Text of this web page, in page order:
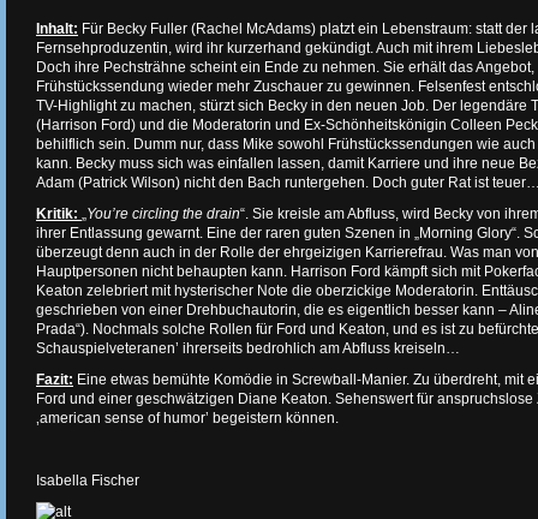
Inhalt: Für Becky Fuller (Rachel McAdams) platzt ein Lebenstraum: statt der
Fernsehproduzentin, wird ihr kurzerhand gekündigt. Auch mit ihrem
Doch ihre Pechsträhne scheint ein Ende zu nehmen. Sie erhält das
Frühstückssendung wieder mehr Zuschauer zu gewinnen. Felsenfest
TV-Highlight zu machen, stürzt sich Becky in den neuen Job. Der legendäre
(Harrison Ford) und die Moderatorin und Ex-Schönheitskönigin Colleen
behilflich sein. Dumm nur, dass Mike sowohl Frühstückssendungen wie
kann. Becky muss sich was einfallen lassen, damit Karriere und ihre neue
Adam (Patrick Wilson) nicht den Bach runtergehen. Doch guter Rat ist
Kritik: „You’re circling the drain“. Sie kreisle am Abfluss, wird Becky von
ihrer Entlassung gewarnt. Eine der raren guten Szenen in „Morning Glory“.
überzeugt denn auch in der Rolle der ehrgeizigen Karrierefrau. Was man
Hauptpersonen nicht behaupten kann. Harrison Ford kämpft sich mit
Keaton zelebriert mit hysterischer Note die oberzickige Moderatorin.
geschrieben von einer Drehbuchautorin, die es eigentlich besser kann –
Prada“). Nochmals solche Rollen für Ford und Keaton, und es ist zu
Schauspielveteranen’ ihrerseits bedrohlich am Abfluss kreiseln…
Fazit: Eine etwas bemühte Komödie in Screwball-Manier. Zu überdreht, mit
Ford und einer geschwätzigen Diane Keaton. Sehenswert für
‚american sense of humor’ begeistern können.
Isabella Fischer